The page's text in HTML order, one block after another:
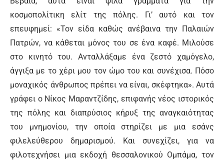
κοσμοπολίτικη ελίτ της πόλης. Γι’ αυτό και τον
επευφημεί: «Τον είδα καθώς ανέβαινα την Παλαιών
Πατρών, να κάθεται μόνος του σε ένα καφέ. Μιλούσε
στο κινητό του. Ανταλλάξαμε ένα ζεστό χαμόγελο,
άγγιξα με το χέρι μου τον ώμο του και συνέχισα. Πόσο
μοναχικός άνθρωπος πρέπει να είναι, σκέφτηκα». Αυτά
γράφει ο Νίκος Μαραντζίδης, επιφανής νέος ιστορικός
της πόλης και διαπρύσιος κήρυξ της αναγκαιότητας
του μνημονίου, την οποία στηρίζει με μια εσάνς
φιλελεύθερου δημαρισμού. Και συνεχίζει, για να
φιλοτεχνήσει μια εκδοχή θεσσαλονικού Ομπάμα, τον